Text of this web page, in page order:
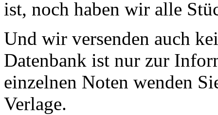
ist, noch haben wir alle
Und wir versenden auch
Datenbank ist nur zur
einzelnen Noten wenden
Verlage.